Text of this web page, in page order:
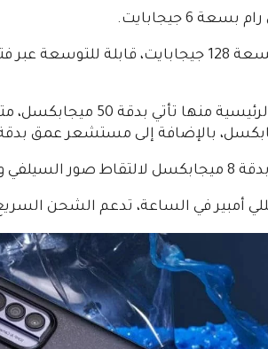
6 جيجابايت.
– ذاكرة تخزين داخلية بسعة 128 جيجابايت،
– كاميرا خلفية ثلاثية،
الفيديو.